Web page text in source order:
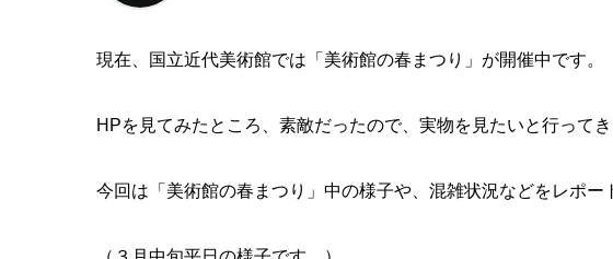
現在、国立近代美術館では「美術館の春まつり」が開催中です。
HPを見てみたところ、素敵だったので、実物を 見たいと行ってき
今回は「美術館の春まつり」中の様子や、 混雑状況などをレポー